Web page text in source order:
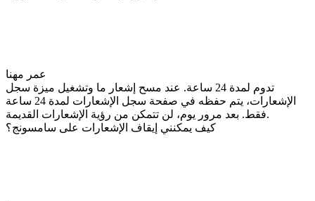
عمر مهنا
تدوم لمدة 24 ساعة. عند مسح إشعار ما وتشغيل ميزة سجل
الإشعارات، يتم حفظه في صفحة سجل الإشعارات لمدة 24 ساعة
فقط. بعد مرور يوم، لن تتمكن من رؤية الإشعارات القديمة.
كيف يمكنني إيقاف الإشعارات على سامسونج؟